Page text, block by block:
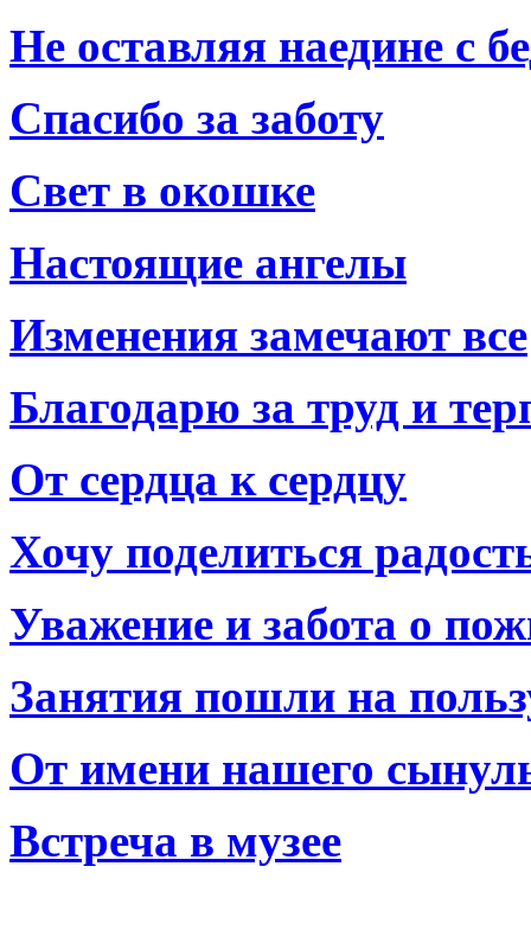
Не оставляя наедине с
Спасибо за заботу
Свет в окошке
Настоящие ангелы
Изменения замечают все
Благодарю за труд и
От сердца к сердцу
Хочу поделиться
Уважение и забота о
Занятия пошли на
От имени нашего
Встреча в музее